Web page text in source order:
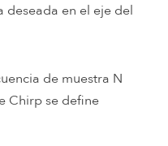
deseada en el eje del
de muestra N
Chirp se define